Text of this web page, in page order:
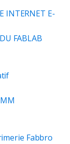
INTERNET E-
FABLAB
Fabbro